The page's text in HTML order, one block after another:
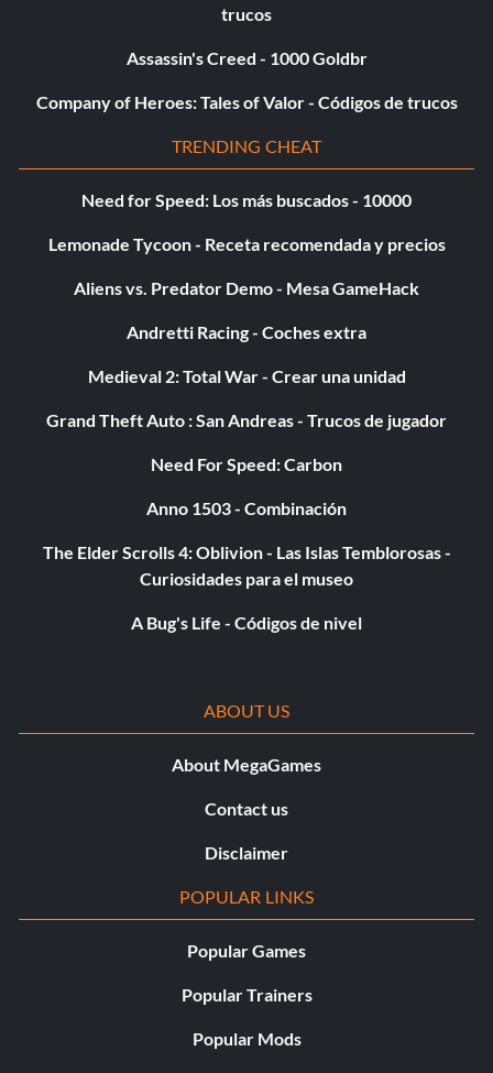
trucos
Assassin's Creed - 1000 Goldbr
Company of Heroes: Tales of Valor - Códigos de trucos
TRENDING CHEAT
Need for Speed: Los más buscados - 10000
Lemonade Tycoon - Receta recomendada y precios
Aliens vs. Predator Demo - Mesa GameHack
Andretti Racing - Coches extra
Medieval 2: Total War - Crear una unidad
Grand Theft Auto : San Andreas - Trucos de jugador
Need For Speed: Carbon
Anno 1503 - Combinación
The Elder Scrolls 4: Oblivion - Las Islas Temblorosas -
Curiosidades para el museo
A Bug's Life - Códigos de nivel
ABOUT US
About MegaGames
Contact us
Disclaimer
POPULAR LINKS
Popular Games
Popular Trainers
Popular Mods